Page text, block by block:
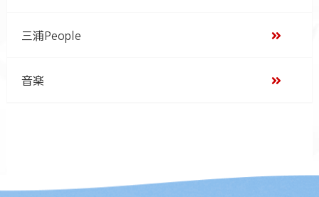
三浦People
音楽